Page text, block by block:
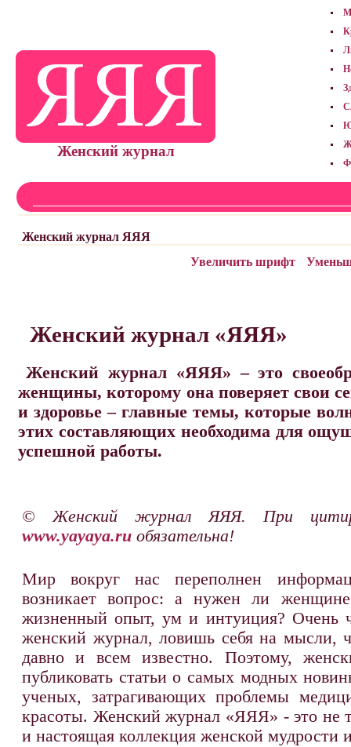
Женский журнал
Женский журнал ЯЯЯ
Увеличить шрифт
Женский журнал «ЯЯЯ»
Женский журнал «ЯЯЯ» – это
женщины, которому она поверяет свои
и здоровье – главные темы, которые
этих составляющих необходима для
успешной работы.
© Женский журнал ЯЯЯ. При
www.yayaya.ru обязательна!
Мир вокруг нас переполнен
возникает вопрос: а нужен ли
жизненный опыт, ум и интуиция? Очень
женский журнал, ловишь себя на мысли,
давно и всем известно. Поэтому,
публиковать статьи о самых модных
ученых, затрагивающих проблемы
красоты. Женский журнал «ЯЯЯ» - это не
и настоящая коллекция женской мудрости